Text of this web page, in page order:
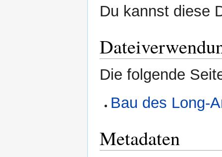
Du kannst diese
Die folgende
Bau des Long-
Metadaten